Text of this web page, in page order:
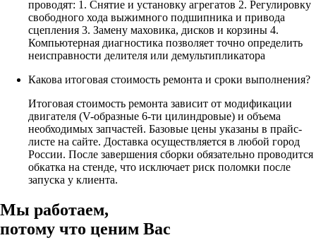
проводят: 1. Снятие и установку агрегатов 2. Регулировку
свободного хода выжимного подшипника и привода
сцепления 3. Замену маховика, дисков и корзины 4.
Компьютерная диагностика позволяет точно определить
неисправности делителя или демультипликатора
Какова итоговая стоимость ремонта и сроки выполнения?
Итоговая стоимость ремонта зависит от модификации
двигателя (V-образные 6-ти цилиндровые) и объема
необходимых запчастей. Базовые цены указаны в прайс-
листе на сайте. Доставка осуществляется в любой город
России. После завершения сборки обязательно проводится
обкатка на стенде, что исключает риск поломки после
запуска у клиента.
Мы работаем,
потому что ценим Вас